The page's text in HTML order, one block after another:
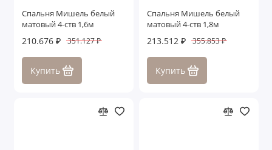
Спальня Мишель белый
матовый 4-ств 1,6м
210.676 ₽ 351.127 ₽
Купить
Спальня Мишель белый
матовый 4-ств 1,8м
213.512 ₽ 355.853 ₽
Купить